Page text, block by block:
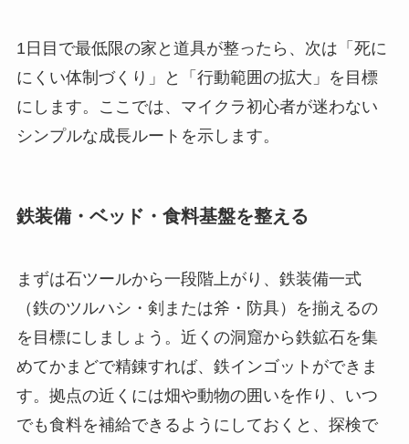
1日目で最低限の家と道具が整ったら、次は「死に
にくい体制づくり」と「行動範囲の拡大」を目標
にします。ここでは、マイクラ初心者が迷わない
シンプルな成長ルートを示します。
鉄装備・ベッド・食料基盤を整える
まずは石ツールから一段階上がり、鉄装備一式
（鉄のツルハシ・剣または斧・防具）を揃えるの
を目標にしましょう。近くの洞窟から鉄鉱石を集
めてかまどで精錬すれば、鉄インゴットができま
す。拠点の近くには畑や動物の囲いを作り、いつ
でも食料を補給できるようにしておくと、探検で